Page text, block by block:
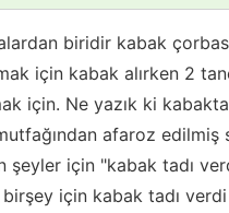
biridir kabak
için kabak alırken 2
için. Ne yazık ki
afaroz edilmiş
şeyler için "kabak tadı
için kabak tadı